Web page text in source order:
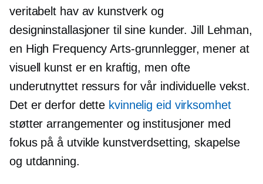
veritabelt hav av kunstverk og
designinstallasjoner til sine kunder. Jill Lehman,
en High Frequency Arts-grunnlegger, mener at
visuell kunst er en kraftig, men ofte
underutnyttet ressurs for vår individuelle vekst.
Det er derfor dette kvinnelig eid virksomhet
støtter arrangementer og institusjoner med
fokus på å utvikle kunstverdsetting, skapelse
og utdanning.